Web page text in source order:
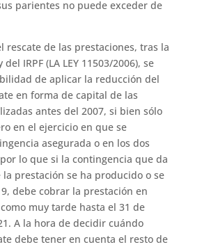
parientes no puede exceder de
rescate de las prestaciones, tras la
IRPF (LA LEY 11503/2006), se
de aplicar la reducción del
en forma de capital de las
antes del 2007, si bien sólo
en el ejercicio en que se
asegurada o en los dos
lo que si la contingencia que da
prestación se ha producido o se
debe cobrar la prestación en
muy tarde hasta el 31 de
A la hora de decidir cuándo
debe tener en cuenta el resto de